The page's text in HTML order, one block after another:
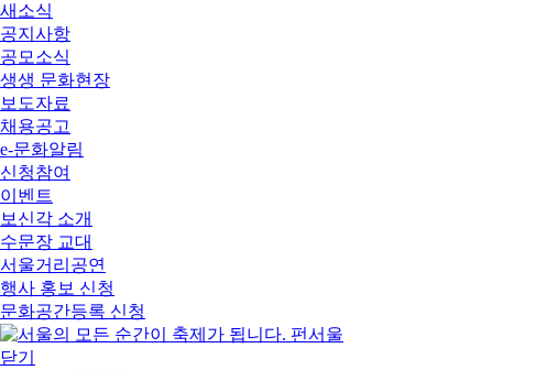
새소식
공지사항
공모소식
생생 문화현장
보도자료
채용공고
e-문화알림
신청참여
이벤트
보신각 소개
수문장 교대
서울거리공연
행사 홍보 신청
문화공간등록 신청
닫기